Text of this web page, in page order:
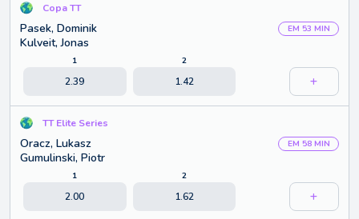
Copa TT
Pasek, Dominik
Kulveit, Jonas
EM 53 MIN
1
2.39
2
1.42
TT Elite Series
Oracz, Lukasz
Gumulinski, Piotr
EM 58 MIN
1
2.00
2
1.62